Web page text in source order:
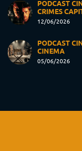
PODCAST
CRIMES
12/06/2026
PODCAST
CINEMA
05/06/2026